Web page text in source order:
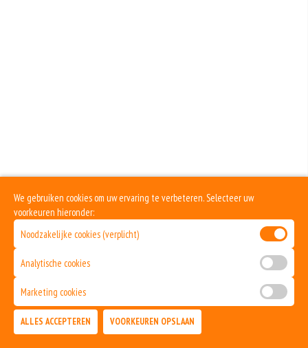
We gebruiken cookies om uw ervaring te verbeteren. Selecteer uw
voorkeuren hieronder:
Noodzakelijke cookies (verplicht)
Analytische cookies
Marketing cookies
ALLES ACCEPTEREN VOORKEUREN OPSLAAN